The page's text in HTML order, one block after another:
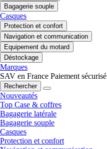
Bagagerie souple
Casques
Protection et confort
Navigation et communication
Equipement du motard
Déstockage
Marques
SAV en France Paiement sécurisé
Rechercher
Nouveautés
Top Case & coffres
Bagagerie latérale
Bagagerie souple
Casques
Protection et confort